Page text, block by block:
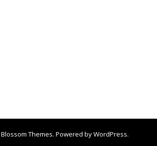
Blossom Themes. Powered byWordPress.